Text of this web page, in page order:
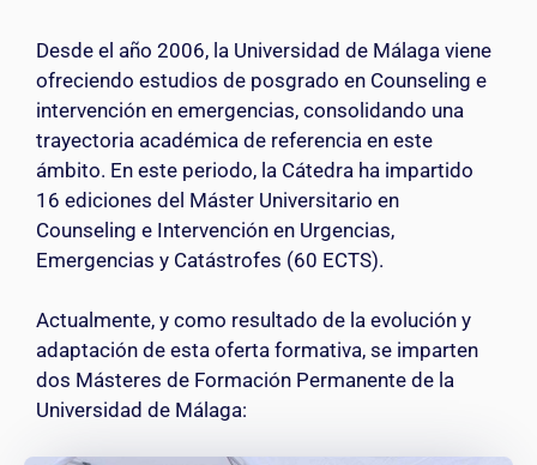
Desde el año 2006, la Universidad de Málaga viene
ofreciendo estudios de posgrado en Counseling e
intervención en emergencias, consolidando una
trayectoria académica de referencia en este
ámbito. En este periodo, la Cátedra ha impartido
16 ediciones del Máster Universitario en
Counseling e Intervención en Urgencias,
Emergencias y Catástrofes (60 ECTS).
Actualmente, y como resultado de la evolución y
adaptación de esta oferta formativa, se imparten
dos Másteres de Formación Permanente de la
Universidad de Málaga: